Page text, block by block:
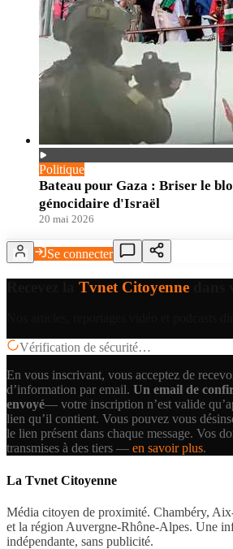
Politique
Bateau pour Gaza : Briser le
génocidaire d'Israël
20 mai 2026
Se connecter
Tvnet Citoyenne
Vérification de sécurité…
En vous inscrivant, vous acceptez de
d’information par email. Un email de
envoyé— votre inscription n’est valide
lien qu’il contient. Vous pouvez vous
le lien présent dans chaque message. Vos
transmises à des tiers — en savoir plus.
La Tvnet Citoyenne
Média citoyen de proximité. Chambéry,
et la région Auvergne-Rhône-Alpes. Une
indépendante, sans publicité.